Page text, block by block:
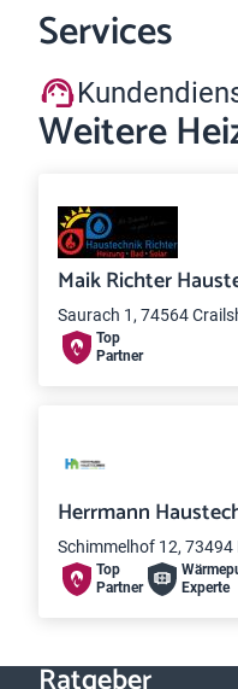
Services
Weitere
Maik Richter
Saurach 1, 74564
Top
Partner
Herrmann
Schimmelhof 12, 73494
Top
Partner
Experte